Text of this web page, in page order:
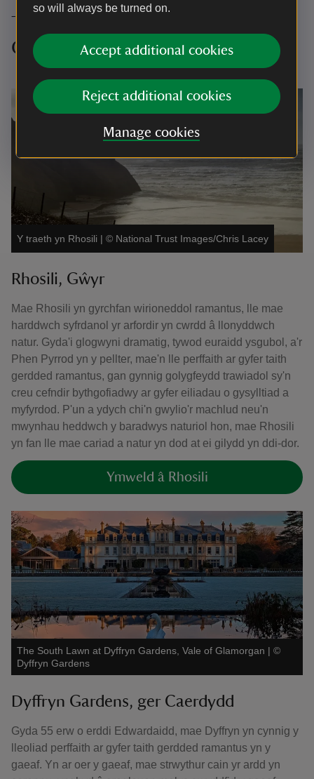
so will always be turned on.
Accept additional cookies
Reject additional cookies
Manage cookies
Teithiau cerdded rhamantus yn Ne
Cymru
Y traeth yn Rhosili | © National Trust Images/Chris Lacey
Rhosili, Gŵyr
Mae Rhosili yn gyrchfan wirioneddol ramantus, lle mae
harddwch syfrdanol yr arfordir yn cwrdd â llonyddwch
natur. Gyda'i glogwyni dramatig, tywod euraidd ysgubol, a'r
Phen Pyrrod yn y pellter, mae'n lle perffaith ar gyfer taith
gerdded ramantus, gan gynnig golygfeydd trawiadol sy'n
creu cefndir bythgofiadwy ar gyfer eiliadau o gysylltiad a
myfyrdod. P'un a ydych chi'n gwylio'r machlud neu'n
mwynhau heddwch y baradwys naturiol hon, mae Rhosili
yn fan lle mae cariad a natur yn dod at ei gilydd yn ddi-dor.
Ymweld â Rhosili
The South Lawn at Dyffryn Gardens, Vale of Glamorgan | ©
Dyffryn Gardens
Dyffryn Gardens, ger Caerdydd
Gyda 55 erw o erddi Edwardaidd, mae Dyffryn yn cynnig y
lleoliad perffaith ar gyfer taith gerdded ramantus yn y
gaeaf. Yn ar oer y gaeaf, mae strwythur cain yr ardd yn